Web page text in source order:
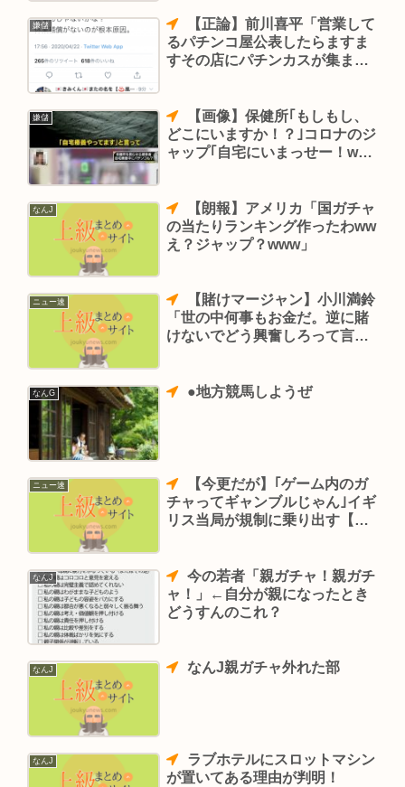
嫌儲
るパチンコ屋公表したらますま
すその店にパチンカスが集まる
嫌儲
どこにいますか！？｣コロナのジ
ャップ｢自宅にいまっせー！w｣
なんJ
の当たりランキング作ったわww
え？ジャップ？www」
ニュー速
「世の中何事もお金だ。逆に賭
けないでどう興奮しろって言う
なんG ●地方競馬しようぜ
ニュー速
チャってギャンブルじゃん｣イギ
リス当局が規制に乗り出す【日
なんJ
今の若者「親ガチャ！親ガチ
ャ！」←自分が親になったとき
どうすんのこれ？
なんJ なんJ親ガチャ外れた部
なんJ
が置いてある理由が判明！